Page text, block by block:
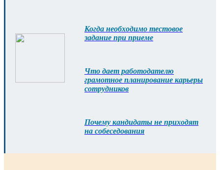
Когда необходимо тестовое
задание при приеме
Что дает работодателю
грамотное планирование карьеры
сотрудников
Почему кандидаты не приходят
на собеседования